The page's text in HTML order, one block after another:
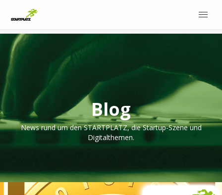
Blog
News rund um den STARTPLATZ, die Startup-Szene und
Digitalthemen.